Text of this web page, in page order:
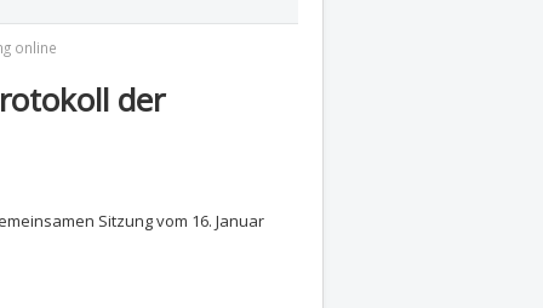
online
der
Sitzung vom 16. Januar